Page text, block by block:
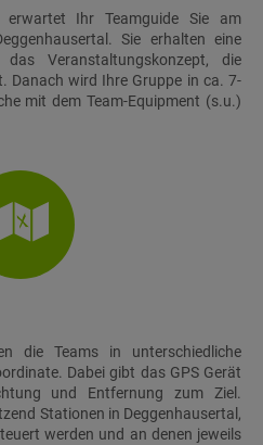
Ihr Teamguide Sie am
Sie erhalten eine
Veranstaltungskonzept, die
Danach wird Ihre Gruppe in ca. 7-
mit dem Team-Equipment (s.u.)
die Teams in unterschiedliche
Dabei gibt das GPS Gerät
und Entfernung zum Ziel.
Stationen in Deggenhausertal,
werden und an denen jeweils